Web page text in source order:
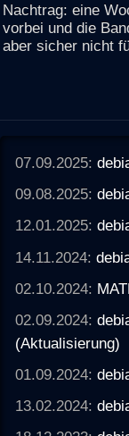
Nachtrag: eine
vorbei und die
aber sicher nicht
07.09.2025:
09.08.2025:
12.01.2025:
14.11.2024:
02.10.2024:
02.09.2024:
(Aktualisierung)
01.09.2024:
13.02.2024: